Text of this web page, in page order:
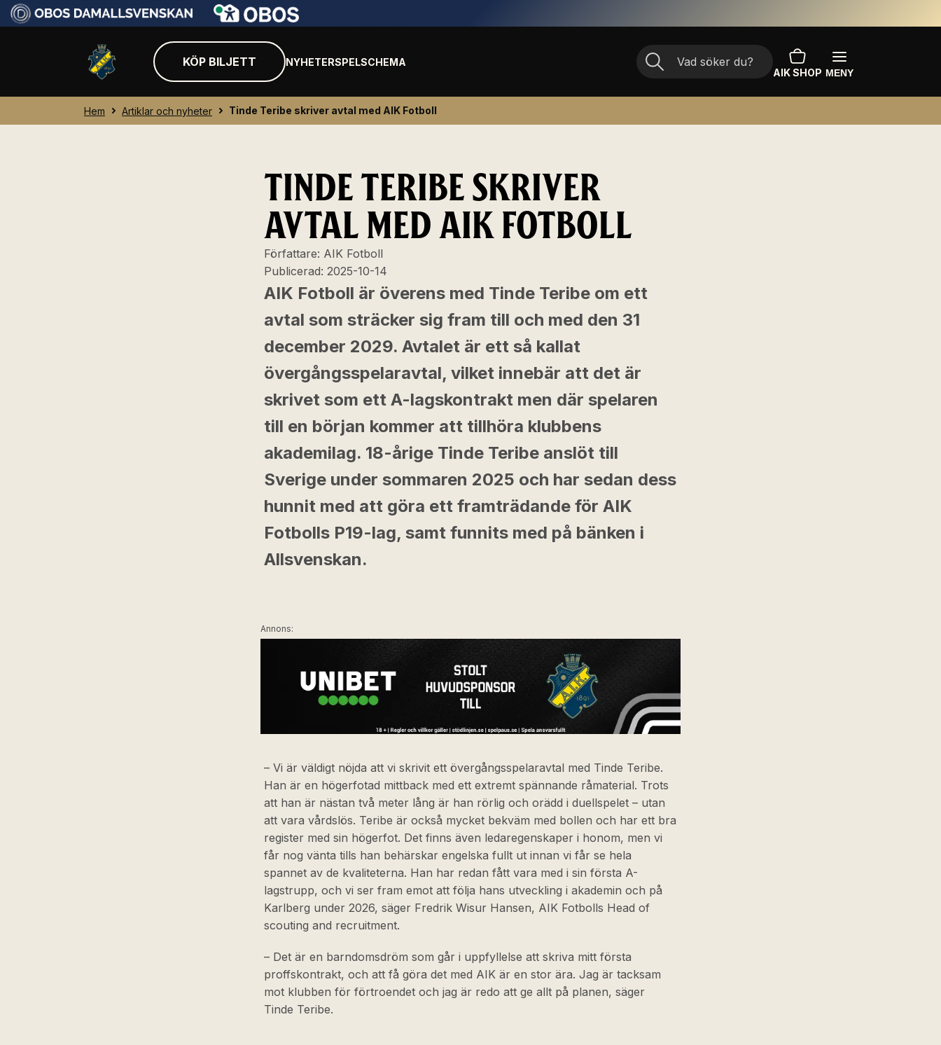
KÖP BILJETT NYHETERSPELSCHEMA
AIK SHOP MENY
Hem Artiklar och nyheter Tinde Teribe skriver avtal med AIK Fotboll
TINDE TERIBE SKRIVER
AVTAL MED AIK FOTBOLL
Författare: AIK Fotboll
Publicerad: 2025-10-14
AIK Fotboll är överens med Tinde Teribe om ett
avtal som sträcker sig fram till och med den 31
december 2029. Avtalet är ett så kallat
övergångsspelaravtal, vilket innebär att det är
skrivet som ett A-lagskontrakt men där spelaren
till en början kommer att tillhöra klubbens
akademilag. 18-årige Tinde Teribe anslöt till
Sverige under sommaren 2025 och har sedan dess
hunnit med att göra ett framträdande för AIK
Fotbolls P19-lag, samt funnits med på bänken i
Allsvenskan.
Annons:
– Vi är väldigt nöjda att vi skrivit ett övergångsspelaravtal med Tinde Teribe.
Han är en högerfotad mittback med ett extremt spännande råmaterial. Trots
att han är nästan två meter lång är han rörlig och orädd i duellspelet – utan
att vara vårdslös. Teribe är också mycket bekväm med bollen och har ett bra
register med sin högerfot. Det finns även ledaregenskaper i honom, men vi
får nog vänta tills han behärskar engelska fullt ut innan vi får se hela
spannet av de kvaliteterna. Han har redan fått vara med i sin första A-
lagstrupp, och vi ser fram emot att följa hans utveckling i akademin och på
Karlberg under 2026, säger Fredrik Wisur Hansen, AIK Fotbolls Head of
scouting and recruitment.
– Det är en barndomsdröm som går i uppfyllelse att skriva mitt första
proffskontrakt, och att få göra det med AIK är en stor ära. Jag är tacksam
mot klubben för förtroendet och jag är redo att ge allt på planen, säger
Tinde Teribe.